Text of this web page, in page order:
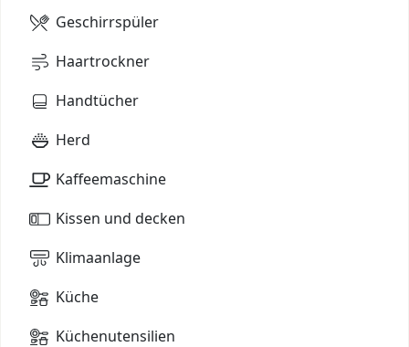
Geschirrspüler
Haartrockner
Handtücher
Herd
Kaffeemaschine
Kissen und decken
Klimaanlage
Küche
Küchenutensilien